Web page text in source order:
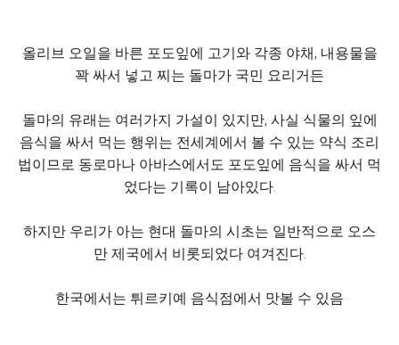
올리브 오일을 바른 포도잎에 고기와 각종 야채, 내용물을
꽉 싸서 넣고 찌는 돌마가 국민 요리거든
돌마의 유래는 여러가지 가설이 있지만, 사실 식물의 잎에
음식을 싸서 먹는 행위는 전세계에서 볼 수 있는 약식 조리
법이므로 동로마나 아바스에서도 포도잎에 음식을 싸서 먹
었다는 기록이 남아있다.
하지만 우리가 아는 현대 돌마의 시초는 일반적으로 오스
만 제국에서 비롯되었다 여겨진다.
한국에서는 튀르키예 음식점에서 맛볼 수 있음